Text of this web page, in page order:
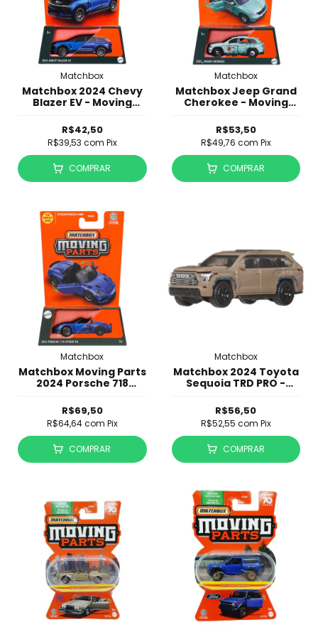
Matchbox
Matchbox 2024 Chevy
Blazer EV - Moving
R$42,50
R$39,53 com Pix
COMPRAR
Matchbox
Matchbox Jeep Grand
Cherokee - Moving
R$53,50
R$49,76 com Pix
COMPRAR
Matchbox
Matchbox Moving Parts
2024 Porsche 718
R$69,50
R$64,64com Pix
COMPRAR
Matchbox
Matchbox 2024 Toyota
Sequoia TRD PRO -
R$56,50
R$52,55 com Pix
COMPRAR